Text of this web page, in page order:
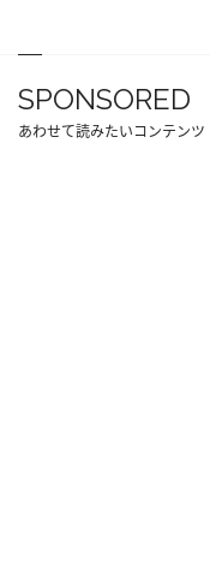
SPONSORED
あわせて読みたいコンテンツ